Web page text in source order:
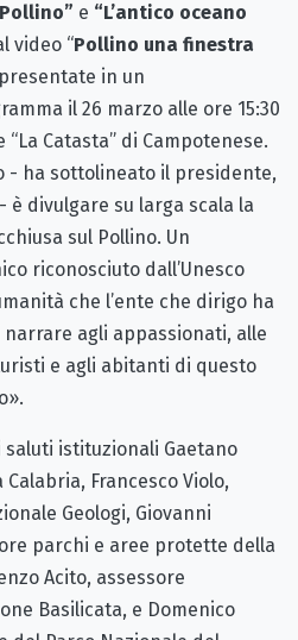
e “L’antico oceano
video “Pollino una finestra
in un
il 26 marzo alle ore 15:30
Catasta” di Campotenese.
- ha sottolineato il presidente,
è divulgare su larga scala la
sul Pollino. Un
riconosciuto dall’Unesco
che l’ente che dirigo ha
agli appassionati, alle
e agli abitanti di questo
saluti istituzionali Gaetano
Francesco Violo,
Geologi, Giovanni
parchi e aree protette della
Acito, assessore
Basilicata, e Domenico